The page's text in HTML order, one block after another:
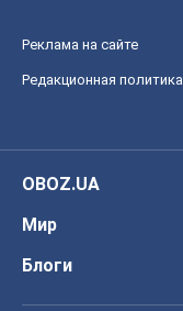
Реклама на сайте
Редакционная политика
OBOZ.UA
Мир
Блоги